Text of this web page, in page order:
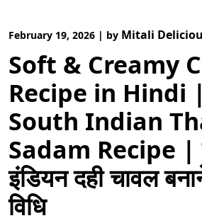
February 19, 2026 | by Mitali
Soft & Creamy
Recipe in Hindi
South Indian
Sadam Recipe |
इंडियन दही चावल
विधि